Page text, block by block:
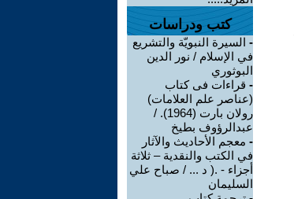
كتب ودراسات
- السيرة النبويّة والتشريع
في الإسلام / نور الدين
البوثوري
- قراءات فى كتاب
(عناصر علم العلامات)
رولان بارت (1964). /
عبدالرؤوف بطيخ
- معجم الأحاديث والآثار
في الكتب والنقدية – ثلاثة
أجزاء - .( د ... / صباح علي
السليمان